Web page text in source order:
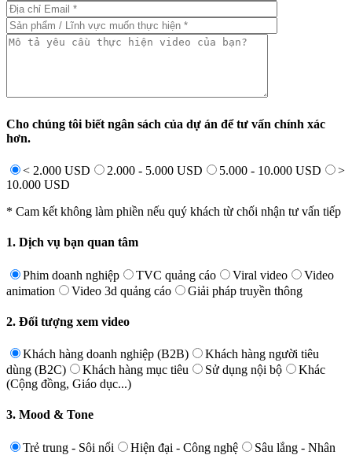
Cho chúng tôi biết ngân sách của dự án để tư vấn chính xác
hơn.
< 2.000 USD 2.000 - 5.000 USD 5.000 - 10.000 USD
>
10.000 USD
* Cam kết không làm phiền nếu quý khách từ chối nhận tư vấn tiếp
1. Dịch vụ bạn quan tâm
Phim doanh nghiệp TVC quảng cáo Viral video
Video
animation
Video 3d quảng cáo Giải pháp truyền thông
2. Đối tượng xem video
Khách hàng doanh nghiệp (B2B)
Khách hàng người tiêu
dùng (B2C)
Khách hàng mục tiêu Sử dụng nội bộ
Khác
(Cộng đồng, Giáo dục...)
3. Mood & Tone
Trẻ trung - Sôi nổi Hiện đại - Công nghệ
Sâu lắng - Nhân